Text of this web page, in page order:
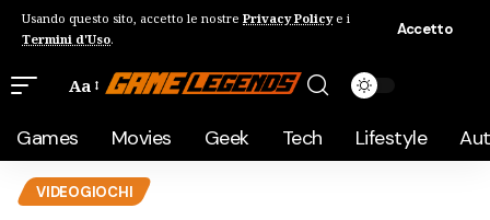
Usando questo sito, accetto le nostre Privacy Policye i
Termini d'Uso.
Accetto
Aa
Games Movies Geek Tech Lifestyle
VIDEOGIOCHI